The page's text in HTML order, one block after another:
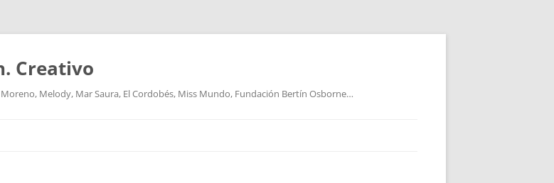
Creativo
Melody, Mar Saura, El Cordobés, Miss Mundo, Fundación Bertín Osborne…